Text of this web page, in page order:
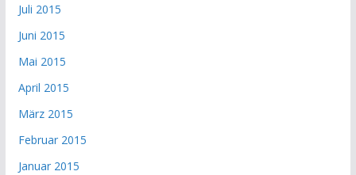
Juli 2015
Juni 2015
Mai 2015
April 2015
März 2015
Februar 2015
Januar 2015